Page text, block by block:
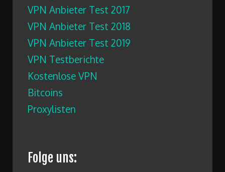
VPN Anbieter Test 2017
VPN Anbieter Test 2018
VPN Anbieter Test 2019
VPN Testberichte
Kostenlose VPN
Bitcoins
Proxylisten
Folge uns: